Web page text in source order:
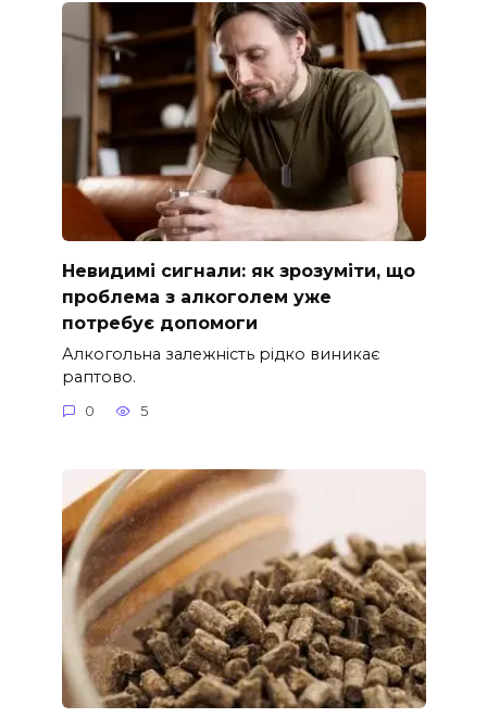
Невидимі сигнали: як зрозуміти, що
проблема з алкоголем уже
потребує допомоги
Алкогольна залежність рідко виникає
раптово.
0 5